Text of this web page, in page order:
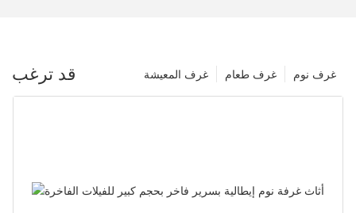
قد ترغب غرف نوم غرف طعام غرف المعيشة